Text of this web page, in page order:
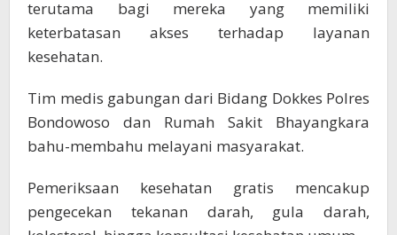
terutama bagi mereka yang memiliki
keterbatasan akses terhadap layanan
kesehatan.
Tim medis gabungan dari Bidang Dokkes Polres
Bondowoso dan Rumah Sakit Bhayangkara
bahu-membahu melayani masyarakat.
Pemeriksaan kesehatan gratis mencakup
pengecekan tekanan darah, gula darah,